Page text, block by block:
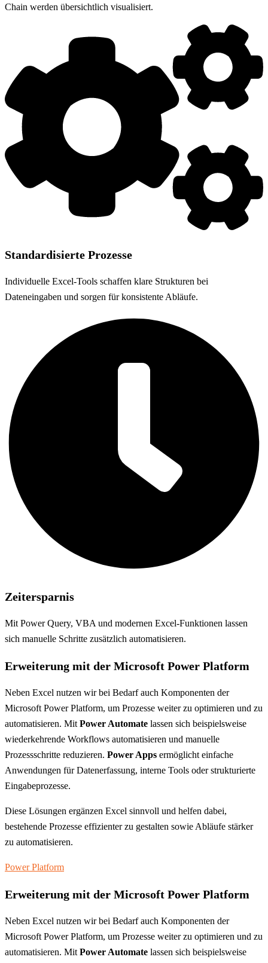
Chain werden übersichtlich visualisiert.
Standardisierte Prozesse
Individuelle Excel-Tools schaffen klare Strukturen bei
Dateneingaben und sorgen für konsistente Abläufe.
Zeitersparnis
Mit Power Query, VBA und modernen Excel-Funktionen lassen
sich manuelle Schritte zusätzlich automatisieren.
Erweiterung mit der Microsoft Power Platform
Neben Excel nutzen wir bei Bedarf auch Komponenten der
Microsoft Power Platform, um Prozesse weiter zu optimieren und zu
automatisieren. Mit Power Automate lassen sich beispielsweise
wiederkehrende Workflows automatisieren und manuelle
Prozessschritte reduzieren. Power Apps ermöglicht einfache
Anwendungen für Datenerfassung, interne Tools oder strukturierte
Eingabeprozesse.
Diese Lösungen ergänzen Excel sinnvoll und helfen dabei,
bestehende Prozesse effizienter zu gestalten sowie Abläufe stärker
zu automatisieren.
Power Platform
Erweiterung mit der Microsoft Power Platform
Neben Excel nutzen wir bei Bedarf auch Komponenten der
Microsoft Power Platform, um Prozesse weiter zu optimieren und zu
automatisieren. Mit Power Automate lassen sich beispielsweise